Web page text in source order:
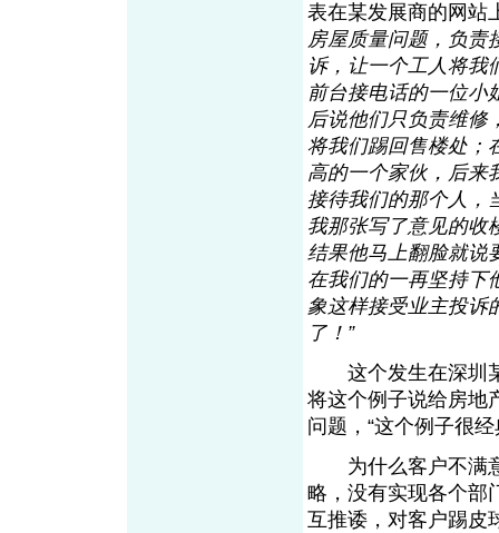
表在某发展商的网站
房屋质量问题，负责
诉，让一个工人将我
前台接电话的一位小
后说他们只负责维修
将我们踢回售楼处；
高的一个家伙，后来
接待我们的那个人，
我那张写了意见的收
结果他马上翻脸就说
在我们的一再坚持下
象这样接受业主投诉
了！”
这个发生在深圳某
将这个例子说给房地
问题，“这个例子很经
为什么客户不满意
略，没有实现各个部
互推诿，对客户踢皮